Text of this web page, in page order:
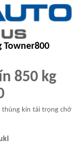
Towner800
850 kg
thùng kín tải trọng chở